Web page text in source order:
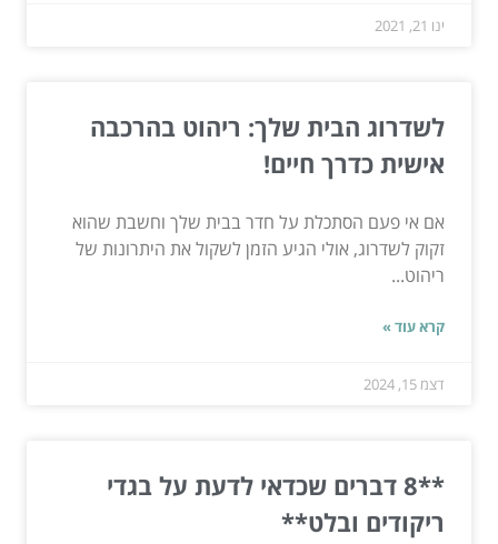
ינו 21, 2021
לשדרוג הבית שלך: ריהוט בהרכבה
אישית כדרך חיים!
אם אי פעם הסתכלת על חדר בבית שלך וחשבת שהוא
זקוק לשדרוג, אולי הגיע הזמן לשקול את היתרונות של
ריהוט...
קרא עוד »
דצמ 15, 2024
**8 דברים שכדאי לדעת על בגדי
ריקודים ובלט**